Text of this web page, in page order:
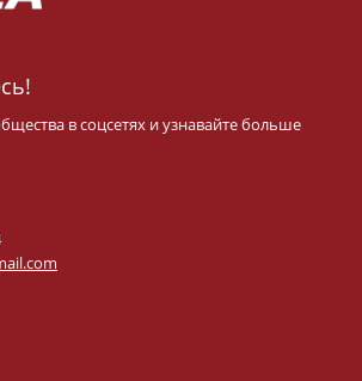
в соцсетях и узнавайте больше